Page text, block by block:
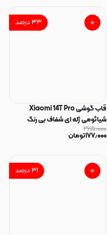
۳۳درصد
قاب گوشی Xiaomi 14T Pro
شیائومی ژله ای شفاف بی رنگ
SPACE ایربگ دار محافظ لنز دار کد۲۶۵٫۰۰۰
۱۷۷٫۰۰۰تومان
۳۱درصد